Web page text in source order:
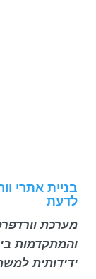
לדעת
מערכת
והמתקדמות
ידידותית